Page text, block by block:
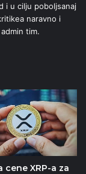
i u cilju poboljsanaj
naravno i
tim.
cene XRP-a za